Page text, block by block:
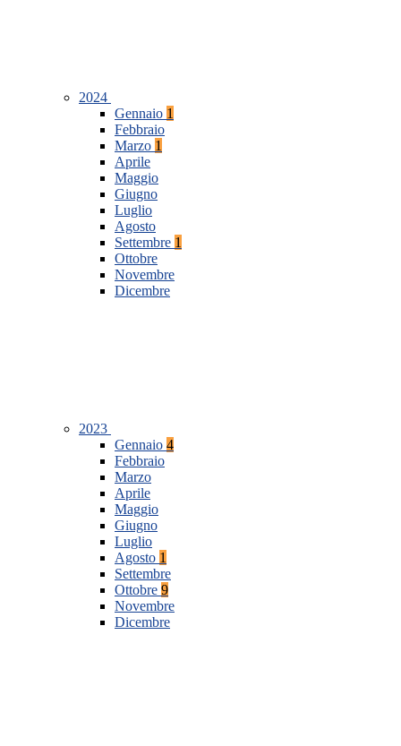
2024
Gennaio 1
Febbraio
Marzo 1
Aprile
Maggio
Giugno
Luglio
Agosto
Settembre 1
Ottobre
Novembre
Dicembre
2023
Gennaio 4
Febbraio
Marzo
Aprile
Maggio
Giugno
Luglio
Agosto 1
Settembre
Ottobre 9
Novembre
Dicembre